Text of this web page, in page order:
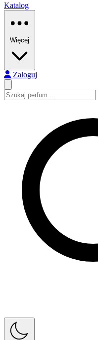
Katalog
Więcej
Zaloguj